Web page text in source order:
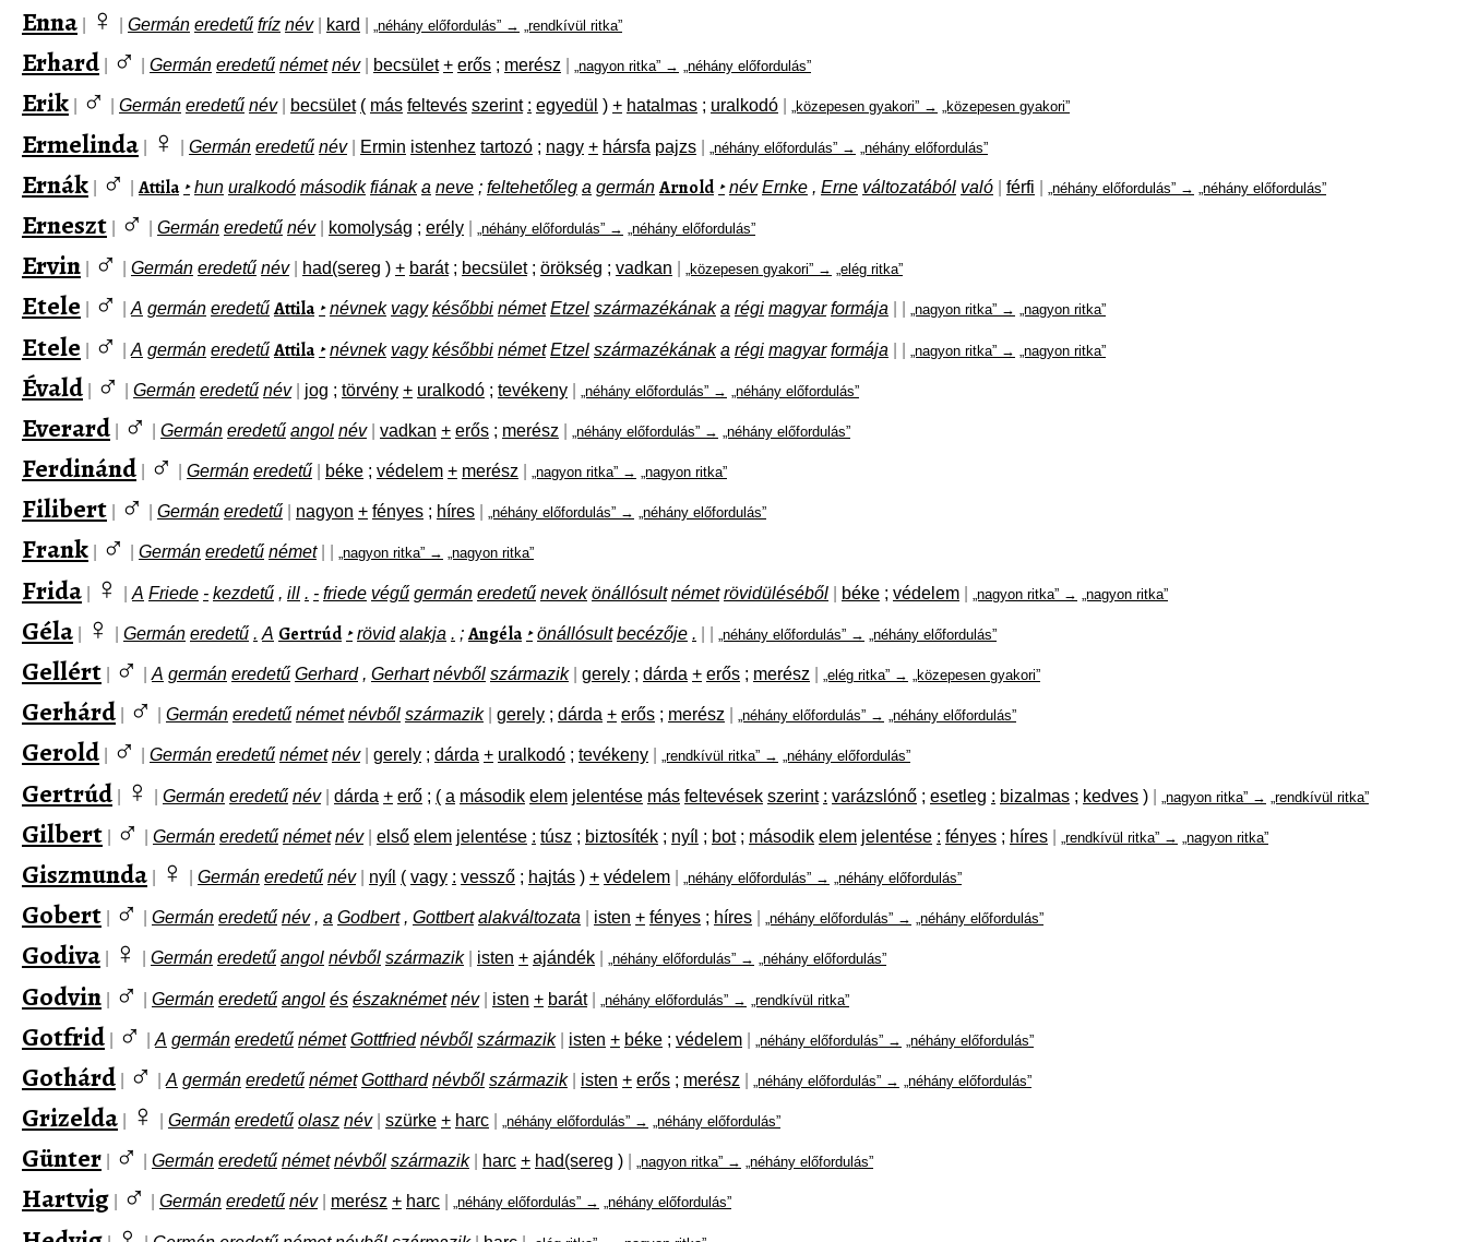
Enna ♀ Germán eredetű fríz név kard „néhány előfordulás” → „rendkívül ritka”
Erhard ♂ Germán eredetű német név becsület + erős ; merész „nagyon ritka” → „néhány előfordulás”
Erik ♂ Germán eredetű név becsület ( más feltevés szerint : egyedül ) + hatalmas ; uralkodó „közepesen gyakori” → „közepesen gyakori”
Ermelinda ♀ Germán eredetű név Ermin istenhez tartozó ; nagy + hársfa pajzs „néhány előfordulás” → „néhány előfordulás”
Ernák ♂ Attila ‣ hun uralkodó második fiának a neve ; feltehetőleg a germán Arnold ‣ név Ernke , Erne változatából való férfi „néhány előfordulás” → „néhány előfordulás”
Erneszt ♂ Germán eredetű név komolyság ; erély „néhány előfordulás” → „néhány előfordulás”
Ervin ♂ Germán eredetű név had(sereg ) + barát ; becsület ; örökség ; vadkan „közepesen gyakori” → „elég ritka”
Etele ♂ A germán eredetű Attila ‣ névnek vagy későbbi német Etzel származékának a régi magyar formája „nagyon ritka” → „nagyon ritka”
Etele ♂ A germán eredetű Attila ‣ névnek vagy későbbi német Etzel származékának a régi magyar formája „nagyon ritka” → „nagyon ritka”
Évald ♂ Germán eredetű név jog ; törvény + uralkodó ; tevékeny „néhány előfordulás” → „néhány előfordulás”
Everard ♂ Germán eredetű angol név vadkan + erős ; merész „néhány előfordulás” → „néhány előfordulás”
Ferdinánd ♂ Germán eredetű béke ; védelem + merész „nagyon ritka” → „nagyon ritka”
Filibert ♂ Germán eredetű nagyon + fényes ; híres „néhány előfordulás” → „néhány előfordulás”
Frank ♂ Germán eredetű német „nagyon ritka” → „nagyon ritka”
Frida ♀ A Friede - kezdetű , ill . - friede végű germán eredetű nevek önállósult német rövidüléséből béke ; védelem „nagyon ritka” → „nagyon ritka”
Géla ♀ Germán eredetű . A Gertrúd ‣ rövid alakja . ; Angéla ‣ önállósult becézője . „néhány előfordulás” → „néhány előfordulás”
Gellért ♂ A germán eredetű Gerhard , Gerhart névből származik gerely ; dárda + erős ; merész „elég ritka” → „közepesen gyakori”
Gerhárd ♂ Germán eredetű német névből származik gerely ; dárda + erős ; merész „néhány előfordulás” → „néhány előfordulás”
Gerold ♂ Germán eredetű német név gerely ; dárda + uralkodó ; tevékeny „rendkívül ritka” → „néhány előfordulás”
Gertrúd ♀ Germán eredetű név dárda + erő ; ( a második elem jelentése más feltevések szerint : varázslónő ; esetleg : bizalmas ; kedves ) „nagyon ritka” → „rendkívül ritka”
Gilbert ♂ Germán eredetű német név első elem jelentése : túsz ; biztosíték ; nyíl ; bot ; második elem jelentése : fényes ; híres „rendkívül ritka” → „nagyon ritka”
Giszmunda ♀ Germán eredetű név nyíl ( vagy : vessző ; hajtás ) + védelem „néhány előfordulás” → „néhány előfordulás”
Gobert ♂ Germán eredetű név , a Godbert , Gottbert alakváltozata isten + fényes ; híres „néhány előfordulás” → „néhány előfordulás”
Godiva ♀ Germán eredetű angol névből származik isten + ajándék „néhány előfordulás” → „néhány előfordulás”
Godvin ♂ Germán eredetű angol és északnémet név isten + barát „néhány előfordulás” → „rendkívül ritka”
Gotfrid ♂ A germán eredetű német Gottfried névből származik isten + béke ; védelem „néhány előfordulás” → „néhány előfordulás”
Gothárd ♂ A germán eredetű német Gotthard névből származik isten + erős ; merész „néhány előfordulás” → „néhány előfordulás”
Grizelda ♀ Germán eredetű olasz név szürke + harc „néhány előfordulás” → „néhány előfordulás”
Günter ♂ Germán eredetű német névből származik harc + had(sereg ) „nagyon ritka” → „néhány előfordulás”
Hartvig ♂ Germán eredetű név merész + harc „néhány előfordulás” → „néhány előfordulás”